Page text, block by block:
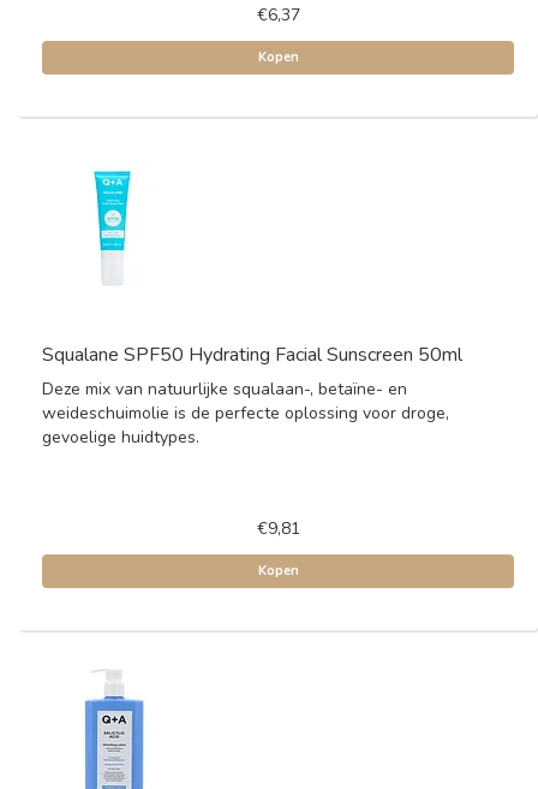
€6,37
Kopen
Squalane SPF50 Hydrating Facial Sunscreen 50ml
Deze mix van natuurlijke squalaan-, betaïne- en
weideschuimolie is de perfecte oplossing voor droge,
gevoelige huidtypes.
€9,81
Kopen